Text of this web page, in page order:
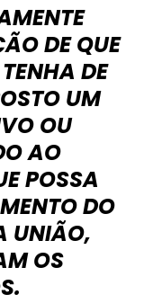
DE QUE
DE
UM
OU
AO
POSSA
DO
UNIÃO,
OS